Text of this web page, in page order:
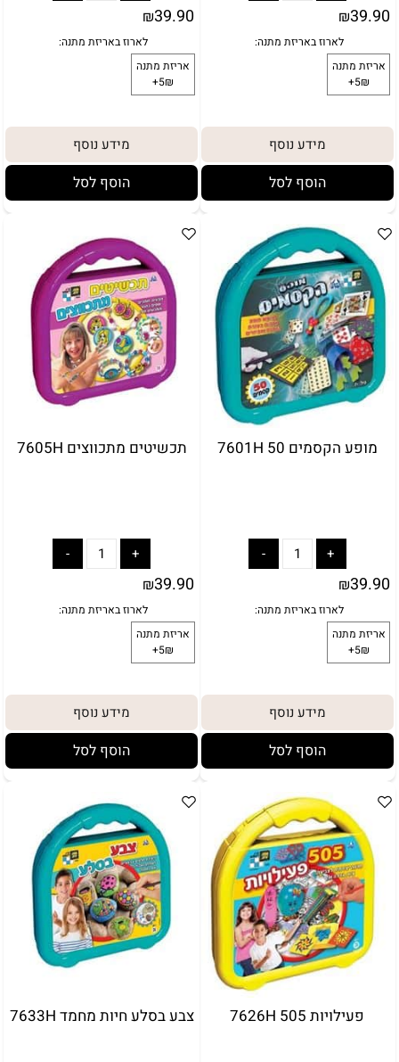
5₪+
₪39.90
מידע נוסף
הוסף לסל
₪39.90
מידע נוסף
הוסף לסל
מופע הקסמים 50 7601H
₪39.90
מידע נוסף
הוסף לסל
תכשיטים מתכווצים 7605H
₪39.90
מידע נוסף
הוסף לסל
פעילויות 505 7626H צבע בסלע חיות מחמד 7633H